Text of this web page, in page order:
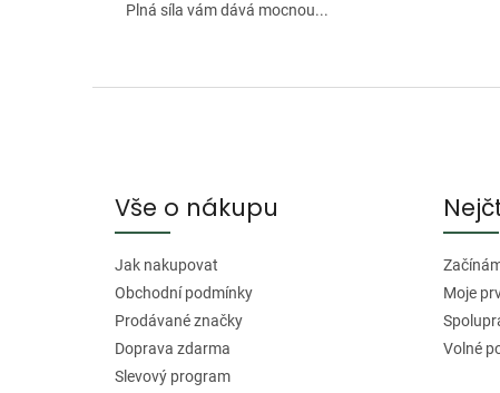
Plná síla vám dává mocnou...
Vše o nákupu
Jak nakupovat
Obchodní podmínky
Prodávané značky
Doprava zdarma
Slevový program
Moje
Volné